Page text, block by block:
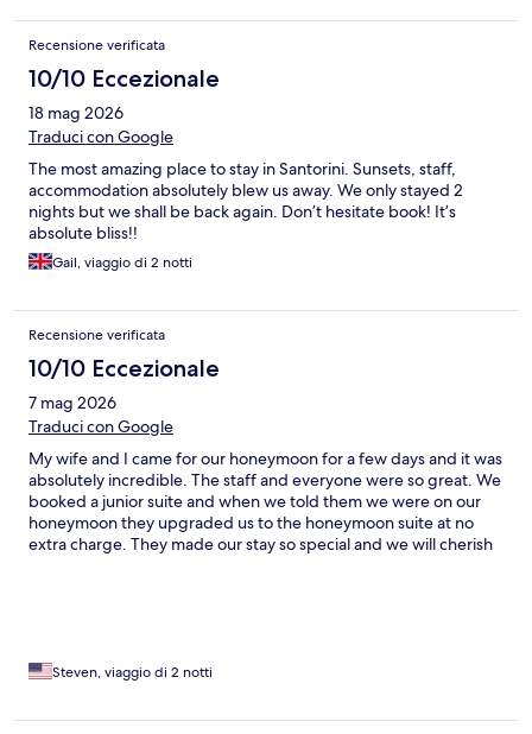
Recensione verificata
10/10 Eccezionale
18 mag 2026
Traduci con Google
The most amazing place to stay in Santorini. Sunsets, staff,
accommodation absolutely blew us away. We only stayed 2
nights but we shall be back again. Don’t hesitate book! It’s
absolute bliss!!
Gail, viaggio di 2 notti
Recensione verificata
10/10 Eccezionale
7 mag 2026
Traduci con Google
My wife and I came for our honeymoon for a few days and it was
absolutely incredible. The staff and everyone were so great. We
booked a junior suite and when we told them we were on our
honeymoon they upgraded us to the honeymoon suite at no
extra charge. They made our stay so special and we will cherish
Steven, viaggio di 2 notti